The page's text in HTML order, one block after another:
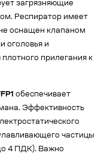
загрязняющие
Респиратор имеет
оснащен клапаном
оголовья и
прилегания к
обеспечивает
Эффективность
частицы
4 ПДК). Важно